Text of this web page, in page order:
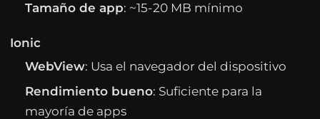
Tamaño de app: ~15-20 MB mínimo
Ionic
WebView: Usa el navegador del dispositivo
Rendimiento bueno: Suficiente para la
mayoría de apps